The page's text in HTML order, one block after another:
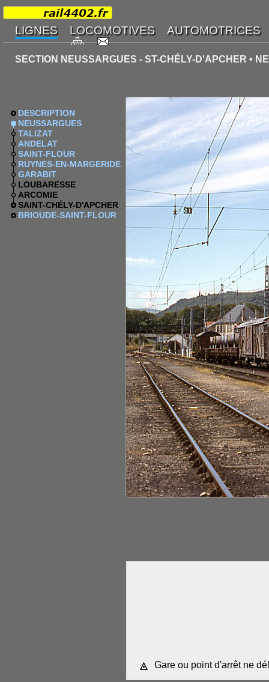
SECTION NEUSSARGUES - ST-CHÉLY-D'APCHER •
DESCRIPTION
NEUSSARGUES
TALIZAT
ANDELAT
SAINT-FLOUR
RUYNES-EN-MARGERIDE
GARABIT
LOUBARESSE
ARCOMIE
SAINT-CHÉLY-D'APCHER
BRIOUDE-SAINT-FLOUR
◬ Gare ou point d'arrêt ne